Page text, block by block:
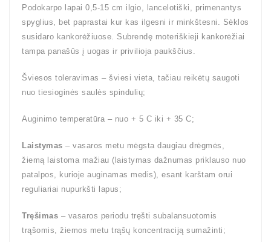
Podokarpo lapai 0,5-15 cm ilgio, lancelotiški, primenantys
spyglius, bet paprastai kur kas ilgesni ir minkštesni. Sėklos
susidaro kankorėžiuose. Subrendę moteriškieji kankorėžiai
tampa panašūs į uogas ir privilioja paukščius.
Šviesos toleravimas – šviesi vieta, tačiau reikėtų saugoti
nuo tiesioginės saulės spindulių;
Auginimo temperatūra – nuo + 5 C iki + 35 C;
Laistymas – vasaros metu mėgsta daugiau drėgmės,
žiemą laistoma mažiau (laistymas dažnumas priklauso nuo
patalpos, kurioje auginamas medis), esant karštam orui
reguliariai nupurkšti lapus;
Tręšimas – vasaros periodu tręšti subalansuotomis
trąšomis, žiemos metu trąšų koncentraciją sumažinti;